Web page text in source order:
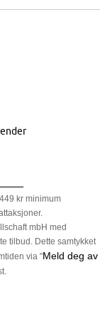
kr minimum
mbH med
tilbud. Dette samtykket
via "Meld deg av